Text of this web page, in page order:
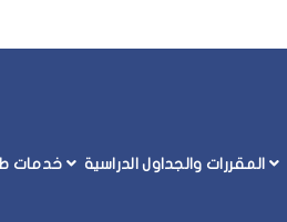
المقررات والجداول الدراسية خدمات